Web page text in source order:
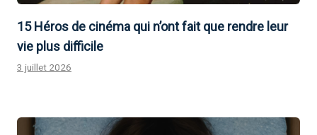
15 Héros de cinéma qui n’ont fait que rendre leur
vie plus difficile
3 juillet 2026